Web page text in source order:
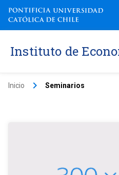
Instituto de
Inicio keyboard_arrow_right Seminarios